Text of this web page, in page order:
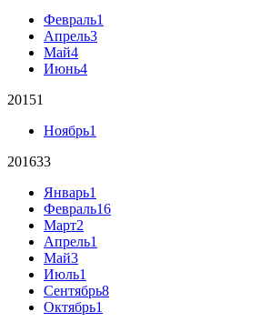
Февраль1
Апрель3
Май4
Июнь4
20151
Ноябрь1
201633
Январь1
Февраль16
Март2
Апрель1
Май3
Июль1
Сентябрь8
Октябрь1